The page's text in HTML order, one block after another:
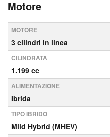
Motore
MOTORE
3 cilindri in linea
CILINDRATA
1.199 cc
ALIMENTAZIONE
Ibrida
TIPO IBRIDO
Mild Hybrid (MHEV)